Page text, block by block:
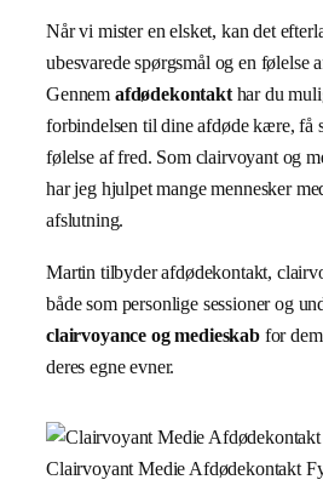
Når vi mister en elsket, kan det
ubesvarede spørgsmål og en følelse
Gennem afdødekontakthar du
forbindelsen til dine afdøde kære, få
følelse af fred. Som clairvoyant og
har jeg hjulpet mange mennesker
afslutning.
Martin tilbyder afdødekontakt,
både som personlige sessioner og
clairvoyance og medieskabfor
deres egne evner.
Clairvoyant Medie Afdødekontakt